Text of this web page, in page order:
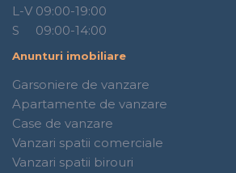
L-V 09:00-19:00
S 09:00-14:00
Anunturi imobiliare
Garsoniere de vanzare
Apartamente de vanzare
Case de vanzare
Vanzari spatii comerciale
Vanzari spatii birouri